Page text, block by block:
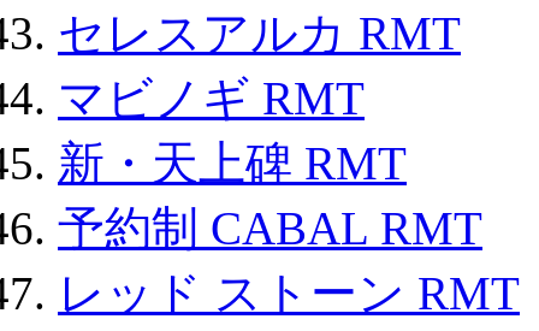
セレスアルカ RMT
マビノギ RMT
新・天上碑 RMT
予約制 CABAL RMT
レッド ストーン RMT